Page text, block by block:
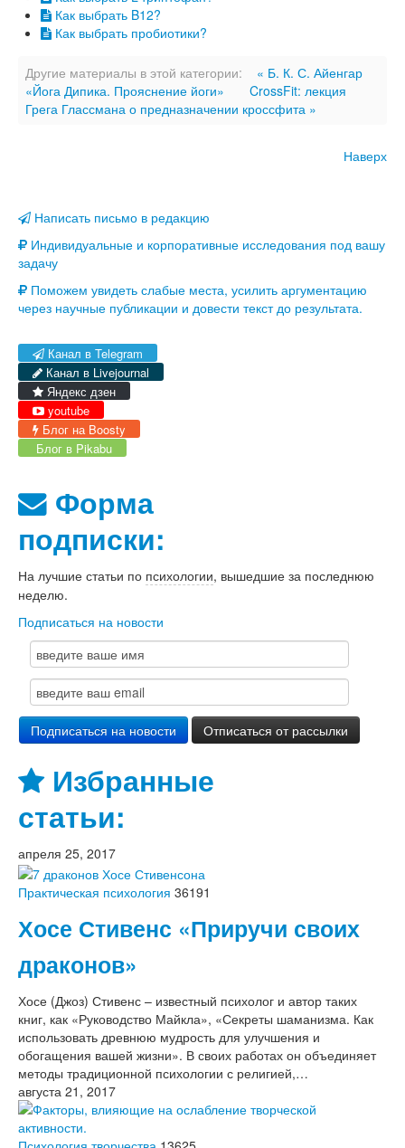
Как выбрать B12?
Как выбрать пробиотики?
Другие материалы в этой категории:
« Б. К. С. Айенгар
«Йога Дипика. Прояснение йоги»
CrossFit: лекция
Грега Глассмана о предназначении кроссфита »
Наверх
Написать письмо в редакцию
Индивидуальные и корпоративные исследования под вашу
задачу
Поможем увидеть слабые места, усилить аргументацию
через научные публикации и довести текст до результата.
Канал в Telegram
Канал в Livejournal
Яндекс дзен
youtube
Блог на Boosty
Блог в Pikabu
Форма
подписки:
На лучшие статьи по психологии, вышедшие за последнюю
неделю.
Подписаться на новости
Избранные
статьи:
апреля 25, 2017
Практическая психология 36191
Хосе Стивенс «Приручи своих
драконов»
Хосе (Джоз) Стивенс – известный психолог и автор таких
книг, как «Руководство Майкла», «Секреты шаманизма. Как
использовать древнюю мудрость для улучшения и
обогащения вашей жизни». В своих работах он объединяет
методы традиционной психологии с религией,…
августа 21, 2017